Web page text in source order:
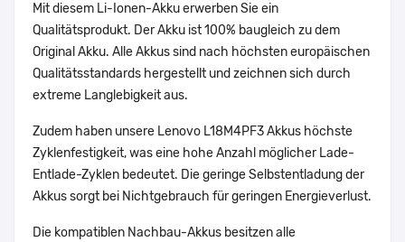
Mit diesem Li-Ionen-Akku erwerben Sie ein
Qualitätsprodukt. Der Akku ist 100% baugleich zu dem
Original Akku. Alle Akkus sind nach höchsten europäischen
Qualitätsstandards hergestellt und zeichnen sich durch
extreme Langlebigkeit aus.
Zudem haben unsere Lenovo L18M4PF3 Akkus höchste
Zyklenfestigkeit, was eine hohe Anzahl möglicher Lade-
Entlade-Zyklen bedeutet. Die geringe Selbstentladung der
Akkus sorgt bei Nichtgebrauch für geringen Energieverlust.
Die kompatiblen Nachbau-Akkus besitzen alle